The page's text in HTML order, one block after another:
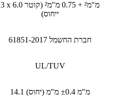
3 x 6.0 מ"מ² + 0.75 מ"מ² (קוטר
ייחוס)
חברת החשמל 61851-2017
UL/TUV
14.1 מ"מ ±0.4 מ"מ (יחוס)